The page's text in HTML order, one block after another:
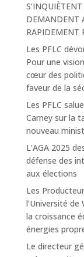
DEMANDENT
RAPIDEMENT
Les PFLC
Pour une
cœur des
faveur de la
Les PFLC
Carney sur la
nouveau
L’AGA 2025
défense des
aux élections
Les
l’Université
la croissance
énergies
Le directeur